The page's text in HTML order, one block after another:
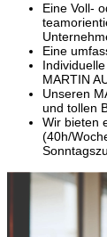
Eine Voll-
Eine
MARTIN
Unseren
und tollen
Wir bieten
(40h/